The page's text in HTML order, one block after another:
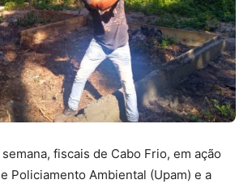
fiscais de Cabo Frio, em ação
Policiamento Ambiental (Upam) e a